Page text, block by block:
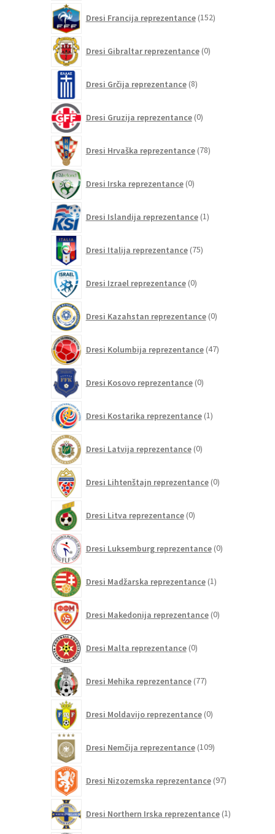
Dresi Francija reprezentance 152izdelkov
Dresi Gibraltar reprezentance 0izdelkov
Dresi Grčija reprezentance 8izdelkov
Dresi Gruzija reprezentance 0izdelkov
Dresi Hrvaška reprezentance 78izdelkov
Dresi Irska reprezentance 0izdelkov
Dresi Islandija reprezentance 1izdelek
Dresi Italija reprezentance 75izdelkov
Dresi Izrael reprezentance 0izdelkov
Dresi Kazahstan reprezentance 0izdelkov
Dresi Kolumbija reprezentance 47izdelkov
Dresi Kosovo reprezentance 0izdelkov
Dresi Kostarika reprezentance 1izdelek
Dresi Latvija reprezentance 0izdelkov
Dresi Lihtenštajn reprezentance 0izdelkov
Dresi Litva reprezentance 0izdelkov
Dresi Luksemburg reprezentance 0izdelkov
Dresi Madžarska reprezentance 1izdelek
Dresi Makedonija reprezentance 0izdelkov
Dresi Malta reprezentance 0izdelkov
Dresi Mehika reprezentance 77izdelkov
Dresi Moldavijo reprezentance 0izdelkov
Dresi Nemčija reprezentance 109izdelkov
Dresi Nizozemska reprezentance 97izdelkov
Dresi Northern Irska reprezentance 1izdelek